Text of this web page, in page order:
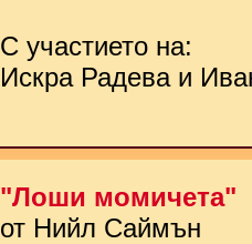
С участието на:
Искра Радева и
"Лоши момичета"
от Нийл Саймън